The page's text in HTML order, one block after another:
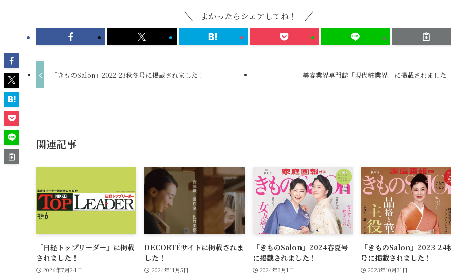
よかったらシェアしてね！
「きものSalon」2022-23秋冬号に掲載されました！ 美容業界専門誌「現代粧業界」に掲載されました
関連記事
「日経トップリーダー」に掲載
されました！
2026年7月24日
DECORTÉサイトに掲載されま
した！
2024年11月5日
「きものSalon」2024春夏号
に掲載されました！
2024年3月1日
「きものSalon」2023-24
号に掲載されました！
2023年10月31日